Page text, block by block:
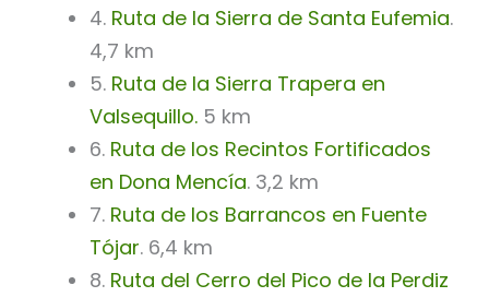
4. Ruta de la Sierra de Santa Eufemia.
4,7 km
5. Ruta de la Sierra Trapera en
Valsequillo.5 km
6. Ruta de los Recintos Fortificados
en Dona Mencía. 3,2 km
7. Ruta de los Barrancos en Fuente
Tójar. 6,4 km
8. Ruta del Cerro del Pico de la Perdiz